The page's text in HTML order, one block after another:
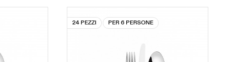
24 PEZZI PER 6 PERSONE